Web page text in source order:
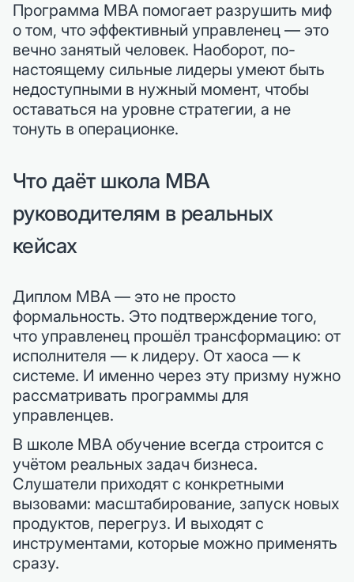
Программа MBA помогает разрушить миф
о том, что эффективный управленец — это
вечно занятый человек. Наоборот, по-
настоящему сильные лидеры умеют быть
недоступными в нужный момент, чтобы
оставаться на уровне стратегии, а не
тонуть в операционке.
Что даёт школа MBA
руководителям в реальных
кейсах
Диплом MBA — это не просто
формальность. Это подтверждение того,
что управленец прошёл трансформацию: от
исполнителя — к лидеру. От хаоса — к
системе. И именно через эту призму нужно
рассматривать программы для
управленцев.
В школе MBA обучение всегда строится с
учётом реальных задач бизнеса.
Слушатели приходят с конкретными
вызовами: масштабирование, запуск новых
продуктов, перегруз. И выходят с
инструментами, которые можно применять
сразу.